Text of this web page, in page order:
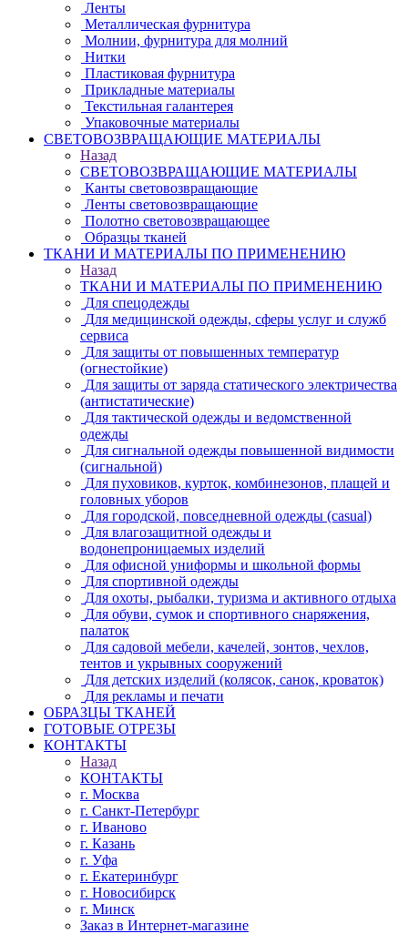
Ленты
Металлическая фурнитура
Молнии, фурнитура для молний
Нитки
Пластиковая фурнитура
Прикладные материалы
Текстильная галантерея
Упаковочные материалы
СВЕТОВОЗВРАЩАЮЩИЕ МАТЕРИАЛЫ
Назад
СВЕТОВОЗВРАЩАЮЩИЕ МАТЕРИАЛЫ
Канты световозвращающие
Ленты световозвращающие
Полотно световозвращающее
Образцы тканей
ТКАНИ И МАТЕРИАЛЫ ПО ПРИМЕНЕНИЮ
Назад
ТКАНИ И МАТЕРИАЛЫ ПО ПРИМЕНЕНИЮ
Для спецодежды
Для медицинской одежды, сферы услуг и служб
сервиса
Для защиты от повышенных температур
(огнестойкие)
Для защиты от заряда статического электричества
(антистатические)
Для тактической одежды и ведомственной
одежды
Для сигнальной одежды повышенной видимости
(сигнальной)
Для пуховиков, курток, комбинезонов, плащей и
головных уборов
Для городской, повседневной одежды (casual)
Для влагозащитной одежды и
водонепроницаемых изделий
Для офисной униформы и школьной формы
Для спортивной одежды
Для охоты, рыбалки, туризма и активного отдыха
Для обуви, сумок и спортивного снаряжения,
палаток
Для садовой мебели, качелей, зонтов, чехлов,
тентов и укрывных сооружений
Для детских изделий (колясок, санок, кроваток)
Для рекламы и печати
ОБРАЗЦЫ ТКАНЕЙ
ГОТОВЫЕ ОТРЕЗЫ
КОНТАКТЫ
Назад
КОНТАКТЫ
г. Москва
г. Санкт-Петербург
г. Иваново
г. Казань
г. Уфа
г. Екатеринбург
г. Новосибирск
г. Минск
Заказ в Интернет-магазине